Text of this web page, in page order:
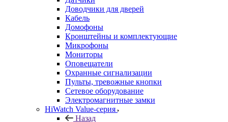
Доводчики для дверей
Кабель
Домофоны
Кронштейны и комплектующие
Микрофоны
Мониторы
Оповещатели
Охранные сигнализации
Пульты, тревожные кнопки
Сетевое оборудование
Электромагнитные замки
HiWatch Value-серия
Назад